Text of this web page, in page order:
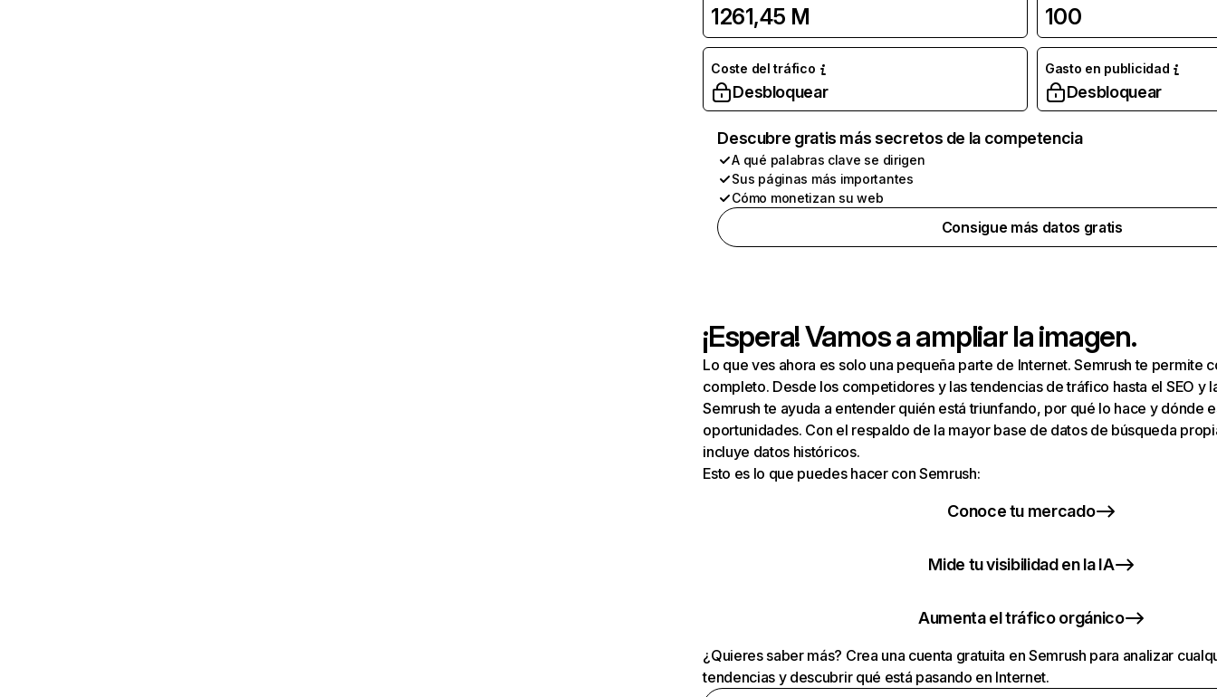
1261,45 M 100
Coste del tráfico
Desbloquear
Gasto en publicidad
Desbloquear
Descubre gratis más secretos de la competencia
A qué palabras clave se dirigen
Sus páginas más importantes
Cómo monetizan su web
Consigue más datos gratis
¡Espera! Vamos a ampliar la imagen.
Lo que ves ahora es solo una pequeña parte de Internet. Semrush te permite
completo. Desde los competidores y las tendencias de tráfico hasta el SEO y
Semrush te ayuda a entender quién está triunfando, por qué lo hace y dónde
oportunidades. Con el respaldo de la mayor base de datos de búsqueda
incluye datos históricos.
Esto es lo que puedes hacer con Semrush:
Conoce tu mercado
Mide tu visibilidad en la IA
Aumenta el tráfico orgánico
¿Quieres saber más? Crea una cuenta gratuita en Semrush para analizar
tendencias y descubrir qué está pasando en Internet.